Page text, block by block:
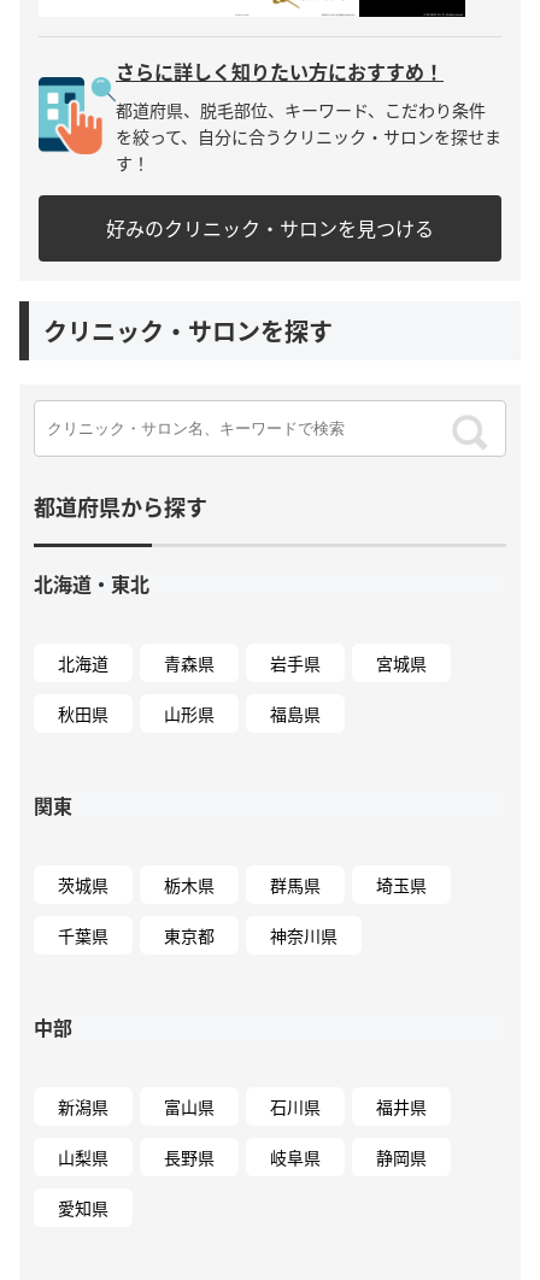
さらに詳しく知りたい方におすすめ！
都道府県、脱毛部位、キーワード、こだわり条件
を絞って、自分に合うクリニック・サロンを探せま
す！
好みのクリニック・サロンを見つける
クリニック・サロンを探す
都道府県から探す
北海道・東北
北海道 青森県 岩手県 宮城県
秋田県 山形県 福島県
関東
茨城県 栃木県 群馬県 埼玉県
千葉県 東京都 神奈川県
中部
新潟県 富山県 石川県 福井県
山梨県 長野県 岐阜県 静岡県
愛知県